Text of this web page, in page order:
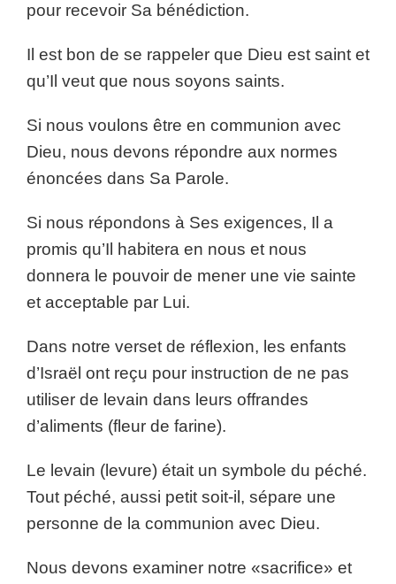
pour recevoir Sa bénédiction.
Il est bon de se rappeler que Dieu est saint et
qu’Il veut que nous soyons saints.
Si nous voulons être en communion avec
Dieu, nous devons répondre aux normes
énoncées dans Sa Parole.
Si nous répondons à Ses exigences, Il a
promis qu’Il habitera en nous et nous
donnera le pouvoir de mener une vie sainte
et acceptable par Lui.
Dans notre verset de réflexion, les enfants
d’Israël ont reçu pour instruction de ne pas
utiliser de levain dans leurs offrandes
d’aliments (fleur de farine).
Le levain (levure) était un symbole du péché.
Tout péché, aussi petit soit-il, sépare une
personne de la communion avec Dieu.
Nous devons examiner notre «sacrifice» et